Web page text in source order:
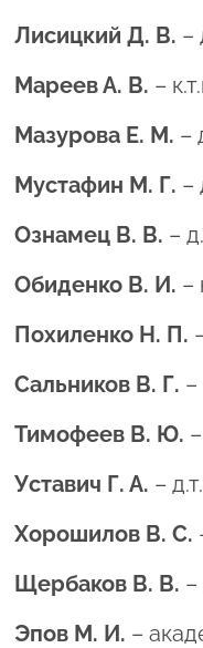
Лисицкий Д. В. –
Мареев А. В. –
Мазурова Е. М. –
Мустафин М. Г. –
Ознамец В. В. –
Обиденко В. И. –
Похиленко Н. П.
Сальников В. Г.
Тимофеев В. Ю.
Уставич Г. А. –
Хорошилов В. С.
Щербаков В. В.
Эпов М. И. –